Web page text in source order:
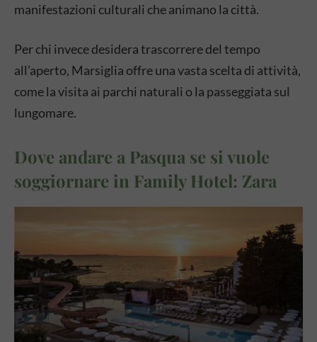
manifestazioni culturali che animano la città.
Per chi invece desidera trascorrere del tempo
all’aperto, Marsiglia offre una vasta scelta di attività,
come la visita ai parchi naturali o la passeggiata sul
lungomare.
Dove andare a Pasqua se si vuole
soggiornare in Family Hotel: Zara